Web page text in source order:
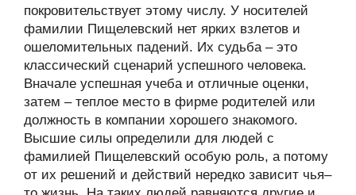
покровительствует этому числу. У носителей
фамилии Пищелевский нет ярких взлетов и
ошеломительных падений. Их судьба – это
классический сценарий успешного человека.
Вначале успешная учеба и отличные оценки,
затем – теплое место в фирме родителей или
должность в компании хорошего знакомого.
Высшие силы определили для людей с
фамилией Пищелевский особую роль, а потому
от их решений и действий нередко зависит чья–